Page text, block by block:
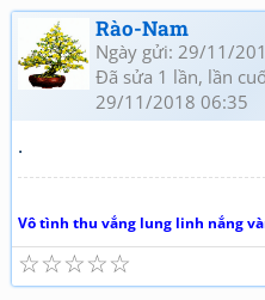
Rào-Nam
Ngày gửi: 29/11/
Đã sửa 1 lần, lần
29/11/2018 06:35
.
Vô tình thu vắng lung linh nắng
☆
☆
☆
☆
☆